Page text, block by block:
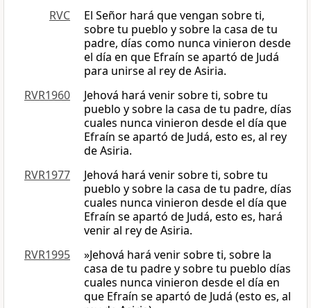
RVC
El Señor hará que vengan sobre ti,
sobre tu pueblo y sobre la casa de tu
padre, días como nunca vinieron desde
el día en que Efraín se apartó de Judá
para unirse al rey de Asiria.
RVR1960
Jehová hará venir sobre ti, sobre tu
pueblo y sobre la casa de tu padre, días
cuales nunca vinieron desde el día que
Efraín se apartó de Judá, esto es, al rey
de Asiria.
RVR1977
Jehová hará venir sobre ti, sobre tu
pueblo y sobre la casa de tu padre, días
cuales nunca vinieron desde el día que
Efraín se apartó de Judá, esto es, hará
venir al rey de Asiria.
RVR1995
»Jehová hará venir sobre ti, sobre la
casa de tu padre y sobre tu pueblo días
cuales nunca vinieron desde el día en
que Efraín se apartó de Judá (esto es, al